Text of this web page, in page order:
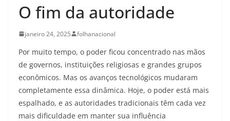
O fim da autoridade
janeiro 24, 2025 folhanacional
Por muito tempo, o poder ficou concentrado nas mãos
de governos, instituições religiosas e grandes grupos
econômicos. Mas os avanços tecnológicos mudaram
completamente essa dinâmica. Hoje, o poder está mais
espalhado, e as autoridades tradicionais têm cada vez
mais dificuldade em manter sua influência